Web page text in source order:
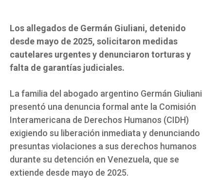
Los allegados de Germán Giuliani, detenido
desde mayo de 2025, solicitaron medidas
cautelares urgentes y denunciaron torturas y
falta de garantías judiciales.
La familia del abogado argentino Germán Giuliani
presentó una denuncia formal ante la Comisión
Interamericana de Derechos Humanos (CIDH)
exigiendo su liberación inmediata y denunciando
presuntas violaciones a sus derechos humanos
durante su detención en Venezuela, que se
extiende desde mayo de 2025.